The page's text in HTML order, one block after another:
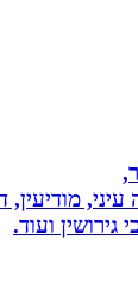
עיני,
גירושין ועוד.